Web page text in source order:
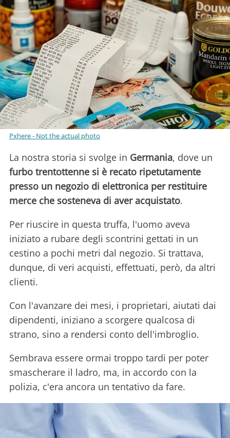
Pxhere - Not the actual photo
La nostra storia si svolge in Germania, dove un
furbo trentottenne si è recato ripetutamente
presso un negozio di elettronica per restituire
merce che sosteneva di aver acquistato.
Per riuscire in questa truffa, l'uomo aveva
iniziato a rubare degli scontrini gettati in un
cestino a pochi metri dal negozio. Si trattava,
dunque, di veri acquisti, effettuati, però, da altri
clienti.
Con l'avanzare dei mesi, i proprietari, aiutati dai
dipendenti, iniziano a scorgere qualcosa di
strano, sino a rendersi conto dell'imbroglio.
Sembrava essere ormai troppo tardi per poter
smascherare il ladro, ma, in accordo con la
polizia, c'era ancora un tentativo da fare.